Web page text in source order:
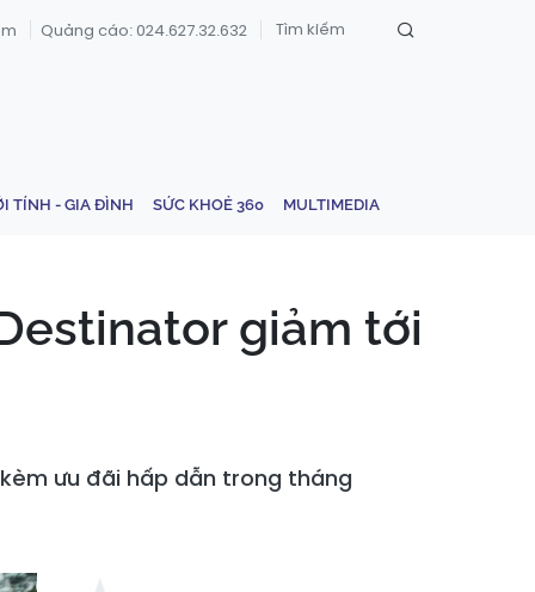
Quảng cáo: 024.627.32.632
TÍNH - GIA ĐÌNH SỨC KHOẺ 360 MULTIMEDIA
giảm tới
ưu đãi hấp dẫn trong tháng